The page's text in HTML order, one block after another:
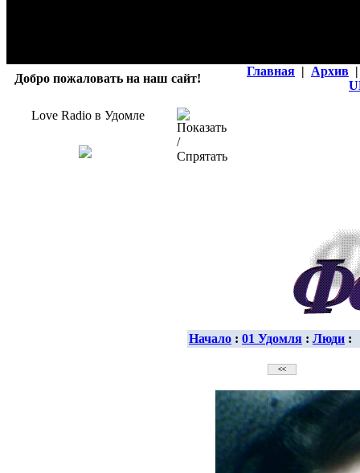
Добро пожаловать на наш сайт!
Главная | Архив |
Love Radio в Удомле
Начало : 01 Удомля : Люди :